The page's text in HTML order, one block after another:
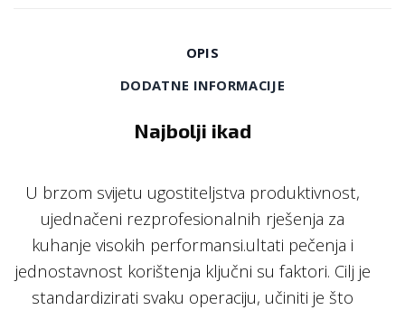
OPIS
DODATNE INFORMACIJE
Najbolji ikad
U brzom svijetu ugostiteljstva produktivnost,
ujednačeni rezprofesionalnih rješenja za
kuhanje visokih performansi.ultati pečenja i
jednostavnost korištenja ključni su faktori. Cilj je
standardizirati svaku operaciju, učiniti je što